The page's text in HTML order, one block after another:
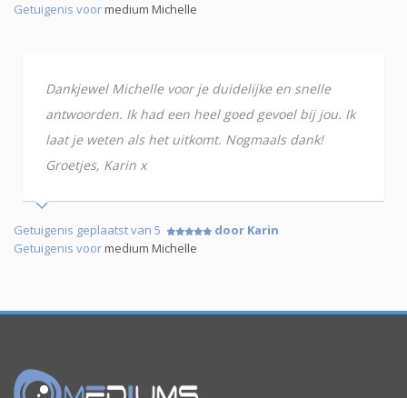
Getuigenis voormedium Michelle
Dankjewel Michelle voor je duidelijke en snelle
antwoorden. Ik had een heel goed gevoel bij jou. Ik
laat je weten als het uitkomt. Nogmaals dank!
Groetjes, Karin x
Getuigenis geplaatst van 5
door Karin
Getuigenis voormedium Michelle